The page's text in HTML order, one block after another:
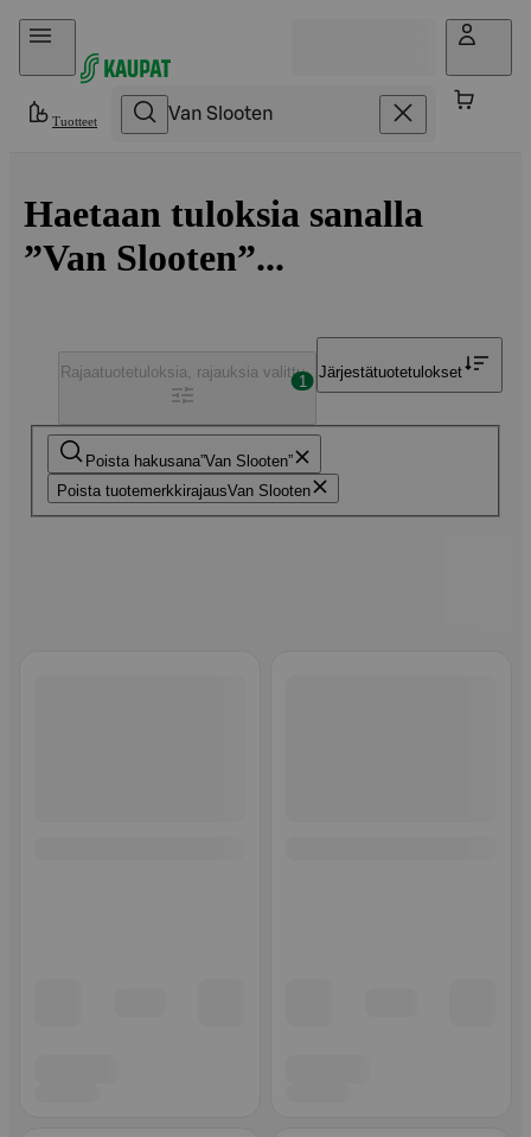
Hyppää sisältöön
Tuotteet
Haetaan tuloksia sanalla
”Van Slooten”...
Poista hakusana Van Slooten
Poista tuotemerkkirajausVan Slooten
Rajaatuotetuloksia, rajauksia valittu
1
Järjestätuotetulokset